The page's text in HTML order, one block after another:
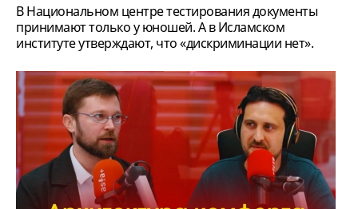
В Национальном центре тестирования документы
принимают только у юношей. А в Исламском
институте утверждают, что «дискриминации нет».